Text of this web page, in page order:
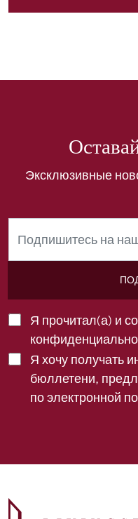
Эксклюзивные
Я прочитал(а) и
Я хочу получать
бюллетени,
по электронной